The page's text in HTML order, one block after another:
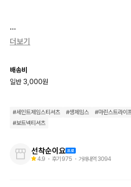
💞업데이트된 상품은 모두 판매 중입니다
💞실측 사이즈는 단면 cm 단위 입니다
💞실측 오차는 1~2cm 정도 있을 수 있
더보기
배송비
일반 3,000원
#세인트제임스티셔츠 #생제임스 #마린스트라이
#보트넥티셔츠
선착순이요
4.9 ・ 후기 975 ・ 거래내역 3094